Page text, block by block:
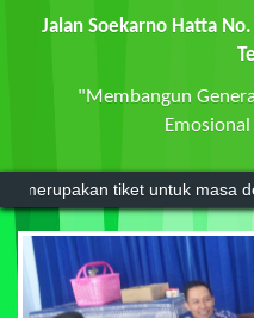
Jalan Soekarno Hatta
"Membangun
tiket untuk masa depan.